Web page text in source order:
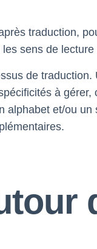
traduction,
sens de
de
à
et/ou